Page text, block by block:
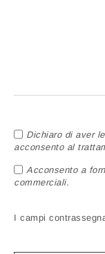
Dichiaro di aver
acconsento al
Acconsento a
commerciali.
I campi